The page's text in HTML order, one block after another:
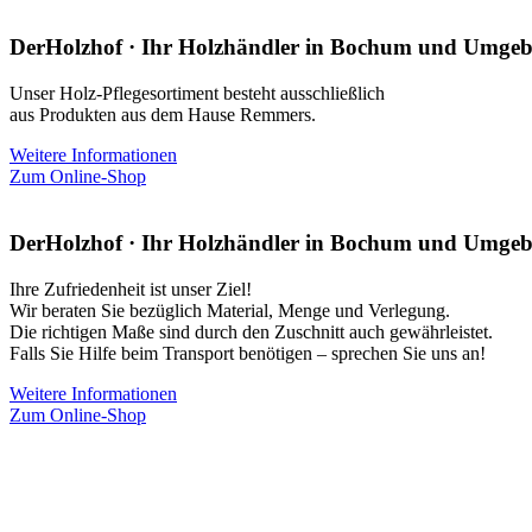
DerHolzhof · Ihr Holzhändler in Bochum und
Unser Holz-Pflegesortiment besteht ausschließlich
aus Produkten aus dem Hause Remmers.
Weitere Informationen
Zum Online-Shop
DerHolzhof · Ihr Holzhändler in Bochum und
Ihre Zufriedenheit ist unser Ziel!
Wir beraten Sie bezüglich Material, Menge und Verlegung.
Die richtigen Maße sind durch den Zuschnitt auch gewährleistet.
Falls Sie Hilfe beim Transport benötigen – sprechen Sie uns an!
Weitere Informationen
Zum Online-Shop